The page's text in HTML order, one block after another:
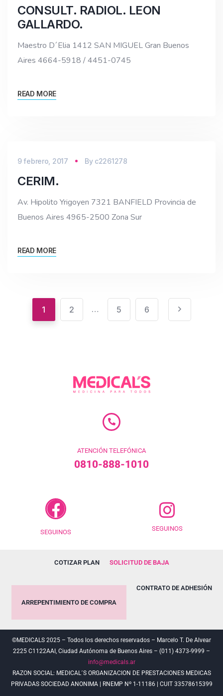
CONSULT. RADIOL. LEON
GALLARDO.
Maestro D´Elia 1412 SAN MIGUEL Gran Buenos
Aires 4664-5918 / 4451-0745
READ MORE
9 febrero, 2017 By c2261278
CERIM.
Av. Hipolito Yrigoyen 7321 BANFIELD Provincia de
Buenos Aires 4965-2500 Zona Sur
READ MORE
1 2 … 5 6
ATENCIÓN TELEFÓNICA
0810-888-1010
SEGUINOS SEGUINOS
COTIZAR PLAN SOLICITUD DE BAJA
ARREPENTIMIENTO DE COMPRA
CONTRATO DE ADHESIÓN
©MEDICALS 2025 – Todos los derechos reservados – Marcelo T. De Alvear
2225 C1122AAI, Ciudad Autónoma de Buenos Aires – (011) 4373-9999 –
info@medicals.ar
RAZON SOCIAL: MEDICAL´S ORGANIZACION DE PRESTACIONES MEDICAS
PRIVADAS SOCIEDAD ANONIMA | RNEMP Nº 1-11186 | CUIT 33578615399